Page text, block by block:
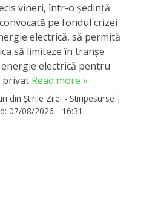
vineri, într-o ședință
pe fondul crizei
electrică, să permită
să limiteze în tranșe
electrică pentru
privat Read more »
din Știrile Zilei - Stiripesurse |
07/08/2026 - 16:31